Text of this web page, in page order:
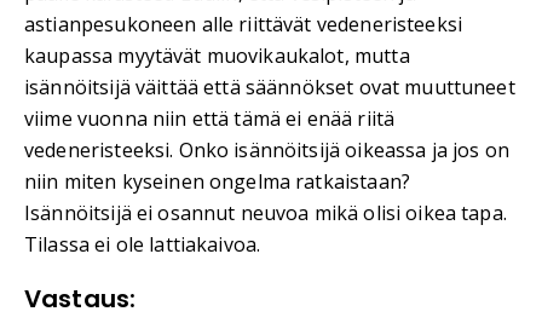
astianpesukoneen alle riittävät vedeneristeeksi
kaupassa myytävät muovikaukalot, mutta
isännöitsijä väittää että säännökset ovat muuttuneet
viime vuonna niin että tämä ei enää riitä
vedeneristeeksi. Onko isännöitsijä oikeassa ja jos on
niin miten kyseinen ongelma ratkaistaan?
Isännöitsijä ei osannut neuvoa mikä olisi oikea tapa.
Tilassa ei ole lattiakaivoa.
Vastaus: